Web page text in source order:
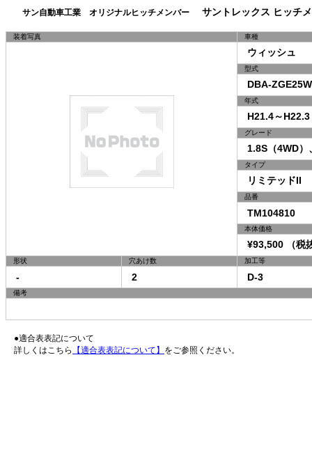
サン自動車工業 オリジナルヒッチメンバー サントレックス ヒッチ
装着写真 車種
ウィッシュ
型式
DBA-
年式
H21.4～H22.3
グレード
1.8S（4WD）
タイプ
リミテッドII
品番
TM104810
本体価格
¥93,500 （税
形状 穴あけ数 加工等
- 2 D-3
備考
●適合表表記について
詳しくはこちら
【適合表表記について】 をご参照ください。